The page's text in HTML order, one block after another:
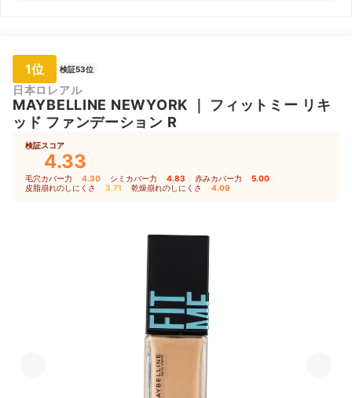
1位 検証53位
日本ロレアル
MAYBELLINE NEWYORK ｜ フィットミー リキ
ッド ファンデーション R
検証スコア
4.33
毛穴カバー力 4.30 シミカバー力 4.83 赤みカバー力 5.00
皮脂崩れのしにくさ 3.71 乾燥崩れのしにくさ 4.09